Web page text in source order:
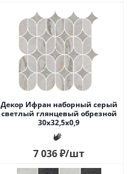
Декор Ифран наборный серый
светлый глянцевый обрезной
30x32,5x0,9
7 036₽/шт